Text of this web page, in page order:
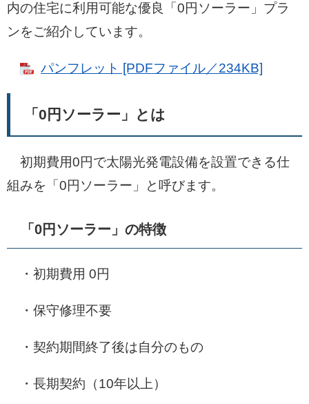
内の住宅に利用可能な優良「0円ソーラー」プラ
ンをご紹介しています。
パンフレット [PDFファイル／234KB]
「0円ソーラー」とは
初期費用0円で太陽光発電設備を設置できる仕
組みを「0円ソーラー」と呼びます。
「0円ソーラー」の特徴
・初期費用 0円
・保守修理不要
・契約期間終了後は自分のもの
・長期契約（10年以上）